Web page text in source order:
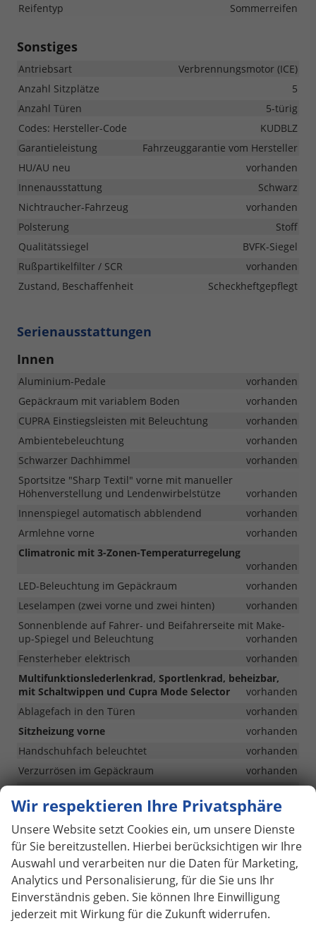
Reifentyp
Sommerreifen
Sonstiges
Antriebsart
Verbrennungsmotor (ICE)
Anzahl Sitzplätze
5
Anzahl Türen
5-türig
Codes: Hersteller-Code
KUDBLZ
Garantieleistung
Fahrzeuggarantie vom Hersteller
HU/AU neu
vorhanden
Innenausstattung
Schwarz
Nichtraucher-Fahrzeug
vorhanden
Polsterung
Stoff
Qualitätssiegel
BVFK-Siegel
Rußpartikelfilter / SCR
vorhanden
Zustand, Beschaffenheit
Scheckheftgepflegt
Serienausstattungen
Innen
Aluminium-Pedale
vorhanden
Gepäckraum mit variablem Boden
vorhanden
CUPRA Einstiegsleisten mit Beleuchtung
vorhanden
Ambientebeleuchtung
vorhanden
Schwarzer Dachhimmel
vorhanden
Sportsitze "Sharp Textil" vorne mit manueller
Höhenverstellung und Lendenwirbelstütze
vorhanden
Innenspiegel automatisch abblendend
vorhanden
Armlehne vorne
vorhanden
Climatronic mit 3-Zonen-Temperaturregelung
vorhanden
LED-Beleuchtung im Gepäckraum
vorhanden
Leselampen (zwei vorne und zwei hinten)
vorhanden
Sonnenblende auf Fahrer- und Beifahrerseite mit Make-
up-Spiegel und Beleuchtung
vorhanden
Fensterheber elektrisch
vorhanden
Multifunktionslederlenkrad, Sportlenkrad, beheizbar,
mit Schaltwippen und Cupra Mode Selector
vorhanden
Ablagefach in den Türen
vorhanden
Sitzheizung vorne
vorhanden
Handschuhfach beleuchtet
vorhanden
Verzurrösen im Gepäckraum
vorhanden
Rücksitzlehne asymmetrisch geteilt umklappbar
vorhanden
Infotainment & Kommunikation
10" Digitales Cockpit "Virtual Cockpit"
vorhanden
12,9" Infotainment-System
vorhanden
4 USB-C-Anschlüsse (2 vorne und 2 hinten)
vorhanden
Connectivity Box (inkl. Bluetooth, Mobiltelefonschnittstelle
Wir respektieren Ihre Privatsphäre
Unsere Website setzt Cookies ein, um unsere Dienste
für Sie bereitzustellen. Hierbei berücksichtigen wir Ihre
Auswahl und verarbeiten nur die Daten für Marketing,
Analytics und Personalisierung, für die Sie uns Ihr
Einverständnis geben. Sie können Ihre Einwilligung
jederzeit mit Wirkung für die Zukunft widerrufen.